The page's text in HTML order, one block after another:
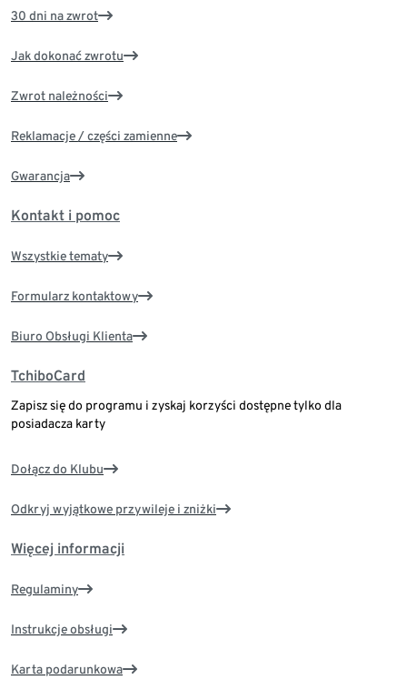
30 dni na zwrot
Jak dokonać zwrotu
Zwrot należności
Reklamacje / części zamienne
Gwarancja
Kontakt i pomoc
Wszystkie tematy
Formularz kontaktowy
Biuro Obsługi Klienta
TchiboCard
Zapisz się do programu i zyskaj korzyści dostępne tylko dla
posiadacza karty
Dołącz do Klubu
Odkryj wyjątkowe przywileje i zniżki
Więcej informacji
Regulaminy
Instrukcje obsługi
Karta podarunkowa